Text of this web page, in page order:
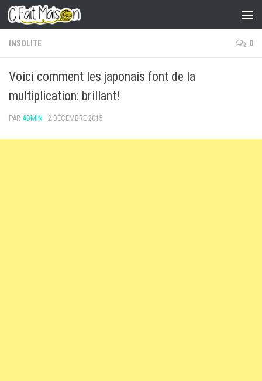
Skip to content
INSOLITE 0
Voici comment les japonais font de la
multiplication: brillant!
PAR ADMIN · 2 DÉCEMBRE 2015